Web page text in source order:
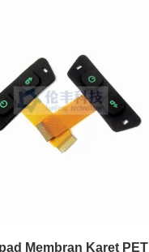
Membran Karet PET